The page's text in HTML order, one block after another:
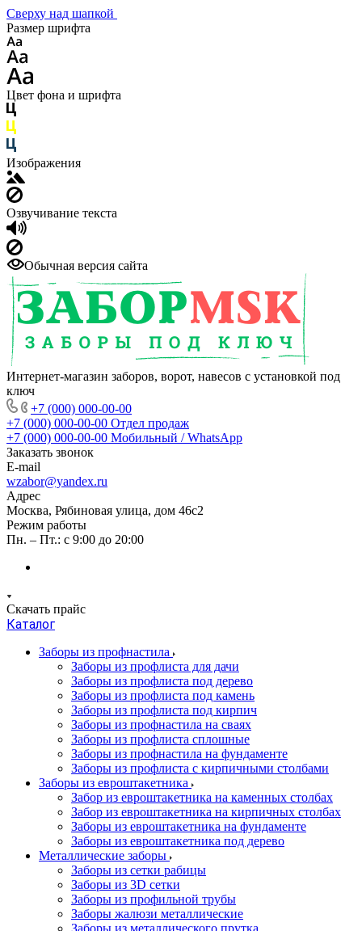
Сверху над шапкой
Размер шрифта
Цвет фона и шрифта
Изображения
Озвучивание текста
Обычная версия сайта
Интернет-магазин заборов, ворот, навесов с установкой под
ключ
+7 (000) 000-00-00
+7 (000) 000-00-00 Отдел продаж
+7 (000) 000-00-00 Мобильный / WhatsApp
Заказать звонок
E-mail
wzabor@yandex.ru
Адрес
Москва, Рябиновая улица, дом 46с2
Режим работы
Пн. – Пт.: с 9:00 до 20:00
Скачать прайс
Каталог
Заборы из профнастила
Заборы из профлиста для дачи
Заборы из профлиста под дерево
Заборы из профлиста под камень
Заборы из профлиста под кирпич
Заборы из профнастила на сваях
Заборы из профлиста сплошные
Заборы из профнастила на фундаменте
Заборы из профлиста с кирпичными столбами
Заборы из евроштакетника
Забор из евроштакетника на каменных столбах
Забор из евроштакетника на кирпичных столбах
Заборы из евроштакетника на фундаменте
Заборы из евроштакетника под дерево
Металлические заборы
Заборы из сетки рабицы
Заборы из 3D сетки
Заборы из профильной трубы
Заборы жалюзи металлические
Заборы из металлического прутка